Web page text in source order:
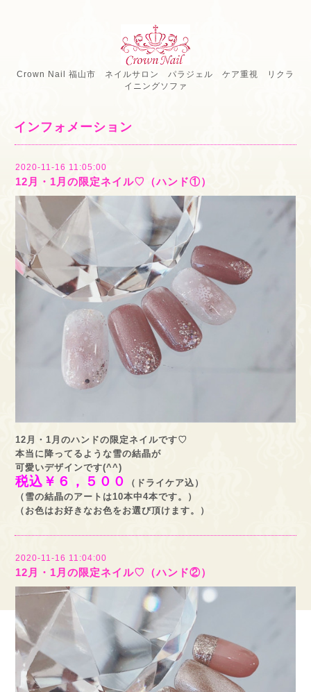
Crown Nail 福山市 ネイルサロン パラジェル ケア重視 リクラ
イニングソファ
インフォメーション
2020-11-16 11:05:00
12月・1月の限定ネイル♡（ハンド①）
12月・1月のハンドの限定ネイルです♡
本当に降ってるような雪の結晶が
可愛いデザインです(^^)
税込￥６，５００
（ドライケア込）
（雪の結晶のアートは10本中4本です。）
（お色はお好きなお色をお選び頂けます。）
2020-11-16 11:04:00
12月・1月の限定ネイル♡（ハンド②）